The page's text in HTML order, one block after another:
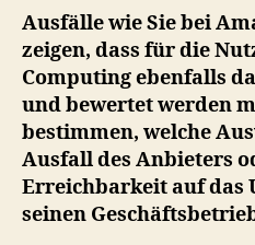
Ausfälle wie Sie bei
zeigen, dass für die
Computing ebenfalls
und bewertet werden
bestimmen, welche
Ausfall des Anbieters
Erreichbarkeit auf das
seinen